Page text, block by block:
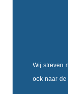
Wij streven
ook naar de